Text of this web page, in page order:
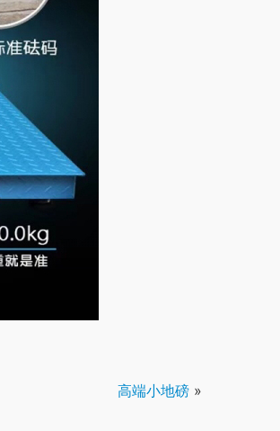
高端小地磅 »